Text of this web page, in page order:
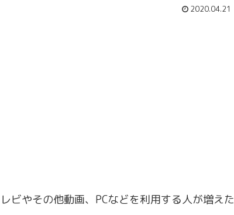
2020.04.21
ビやその他動画、PCなどを利用する人が増えた